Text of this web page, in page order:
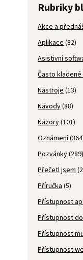
Rubriky
Akce a
Aplikace (82)
Asistivní
Často kladené
Nástroje (13)
Návody(88)
Názory(101)
Oznámení
Pozvánky(289)
Přečetl jsem
Příručka (5)
Přístupnost
Přístupnost
Přístupnost
Přístupnost